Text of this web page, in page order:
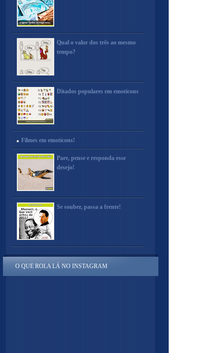
Qual o valor dos três ao mesmo
tempo?
Ditados populares em emoticons
Filmes em emoticons!
Pare, pense e responda esse
desejo!
Se souber, passa a frente!
O QUE ROLA LÁ NO INSTAGRAM